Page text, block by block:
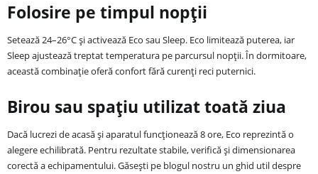
Folosire pe timpul nopții
Setează 24–26°C și activează Eco sau Sleep. Eco limitează puterea, iar
Sleep ajustează treptat temperatura pe parcursul nopții. În dormitoare,
această combinație oferă confort fără curenți reci puternici.
Birou sau spațiu utilizat toată ziua
Dacă lucrezi de acasă și aparatul funcționează 8 ore, Eco reprezintă o
alegere echilibrată. Pentru rezultate stabile, verifică și dimensionarea
corectă a echipamentului. Găsești pe blogul nostru un ghid util despre